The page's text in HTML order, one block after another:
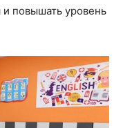
повышать уровень